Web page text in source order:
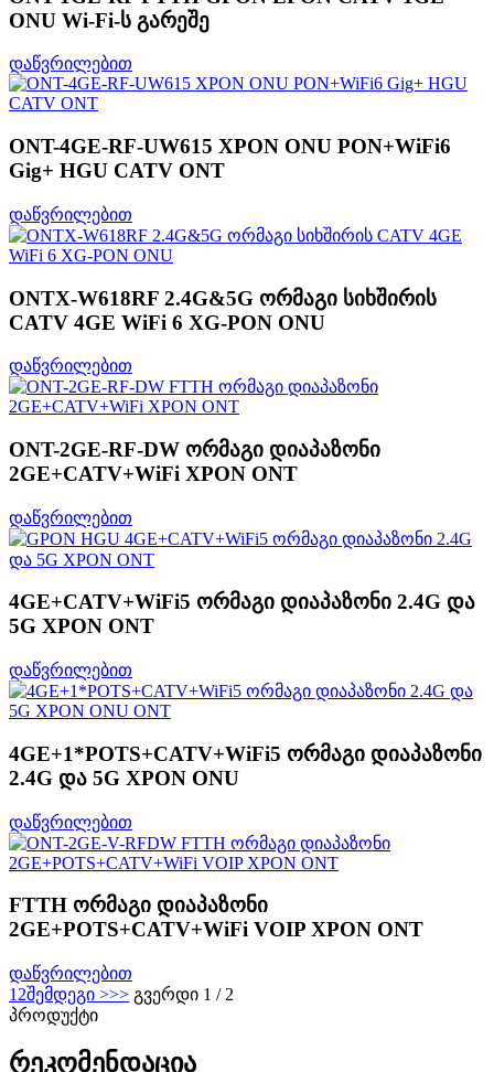
ONU Wi-Fi-ს გარეშე
დაწვრილებით
ONT-4GE-RF-UW615 XPON ONU PON+WiFi6
Gig+ HGU CATV ONT
დაწვრილებით
ONTX-W618RF 2.4G&5G ორმაგი სიხშირის
CATV 4GE WiFi 6 XG-PON ONU
დაწვრილებით
ONT-2GE-RF-DW ორმაგი დიაპაზონი
2GE+CATV+WiFi XPON ONT
დაწვრილებით
4GE+CATV+WiFi5 ორმაგი დიაპაზონი 2.4G და
5G XPON ONT
დაწვრილებით
4GE+1*POTS+CATV+WiFi5 ორმაგი დიაპაზონი
2.4G და 5G XPON ONU
დაწვრილებით
FTTH ორმაგი დიაპაზონი
2GE+POTS+CATV+WiFi VOIP XPON ONT
დაწვრილებით
1 2შემდეგი >>> გვერდი 1 / 2
პროდუქტი
რეკომენდაცია